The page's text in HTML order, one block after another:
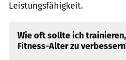
Leistungsfähigkeit.
Wie oft sollte ich
Fitness-Alter zu